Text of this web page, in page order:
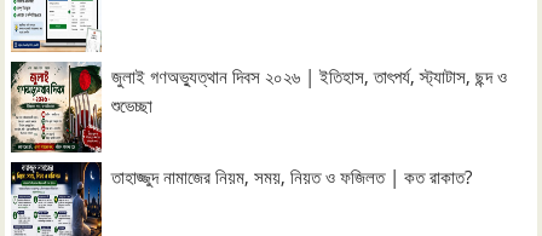
জুলাই গণঅভ্যুত্থান দিবস ২০২৬ | ইতিহাস, তাৎপর্য, স্ট্যাটাস, ছন্দ ও
শুভেচ্ছা
তাহাজ্জুদ নামাজের নিয়ম, সময়, নিয়ত ও ফজিলত | কত রাকাত?